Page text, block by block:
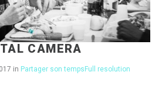
CAMERA
in Partager son temps Full resolution